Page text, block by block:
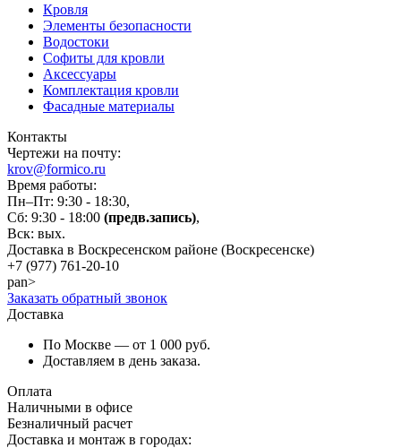
Кровля
Элементы безопасности
Водостоки
Софиты для кровли
Аксессуары
Комплектация кровли
Фасадные материалы
Контакты
Чертежи на почту:
krov@formico.ru
Время работы:
Пн–Пт: 9:30 - 18:30,
Сб: 9:30 - 18:00 (предв.запись),
Вск: вых.
Доставка в Воскресенском районе (Воскресенске)
+7 (977) 761-20-10
pan>
Заказать обратный звонок
Доставка
По Москве — от 1 000 руб.
Доставляем в день заказа.
Оплата
Наличными в офисе
Безналичный расчет
Доставка и монтаж в городах: